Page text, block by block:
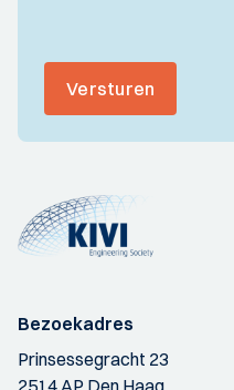
Versturen
Bezoekadres
Prinsessegracht 23
2514 AP Den Haag